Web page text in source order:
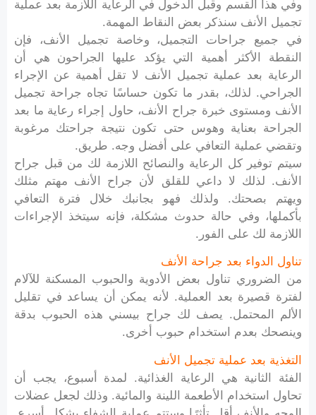
وفي هذا القسم وقبل الدخول في الرعاية اللازمة بعد عملية
تجميل الأنف سنذكر بعض النقاط المهمة.
في جميع جراحات التجميل، وخاصة تجميل الأنف، فإن
النقطة الأكثر أهمية التي يؤكد عليها الجراحون هي أن
الرعاية بعد عملية تجميل الأنف لا تقل أهمية عن الإجراء
الجراحي. لذلك، بقدر ما تكون حساسًا تجاه جراحة تجميل
الأنف ومستوى خبرة جراح الأنف، حاول إجراء رعاية ما بعد
الجراحة بعناية وهوس حتى تكون نتيجة جراحتك مرغوبة
وتقضي عملية التعافي على أفضل وجه. طريق.
سيتم توفير كل الرعاية والنصائح اللازمة لك من قبل جراح
الأنف. لذلك لا داعي للقلق لأن جراح الأنف مهتم مثلك
ويهتم بصحتك. ولذلك فهو بجانبك خلال فترة التعافي
بأكملها، وفي حالة حدوث مشكلة، فإنه سيتخذ الإجراءات
اللازمة لك على الفور.
تناول الدواء بعد جراحة الأنف
من الضروري تناول بعض الأدوية والحبوب المسكنة للآلام
لفترة قصيرة بعد العملية. لأنه يمكن أن يساعد في تقليل
الألم المحتمل. يصف لك جراح بيسني هذه الحبوب بدقة
وينصحك بعدم استخدام حبوب أخرى.
التغذية بعد عملية تجميل الأنف
الفئة الثانية هي الرعاية الغذائية. لمدة أسبوع، يجب أن
تحاول استخدام الأطعمة اللينة والمائية. وذلك لجعل عضلات